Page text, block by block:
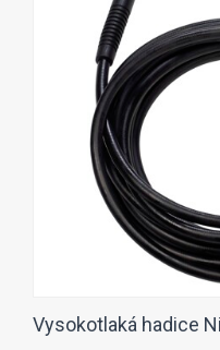
Vysokotlaká hadice